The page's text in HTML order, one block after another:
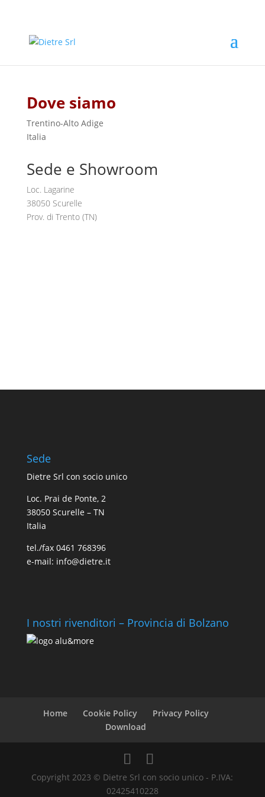
Dove siamo
Trentino-Alto Adige
Italia
Sede e Showroom
Loc. Lagarine
38050 Scurelle
Prov. di Trento (TN)
Sede
Dietre Srl con socio unico
Loc. Prai de Ponte, 2
38050 Scurelle – TN
Italia
tel./fax 0461 768396
e-mail: info@dietre.it
I nostri rivenditori – Provincia di Bolzano
Home Cookie Policy
Privacy Policy
Download
Copyright 2023 © Dietre Srl con socio unico - P.IVA:
02425410228